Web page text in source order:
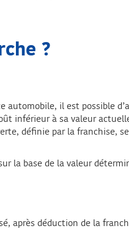
?
automobile, il est possible
inférieur à sa valeur
définie par la franchise,
la base de la valeur
après déduction de la